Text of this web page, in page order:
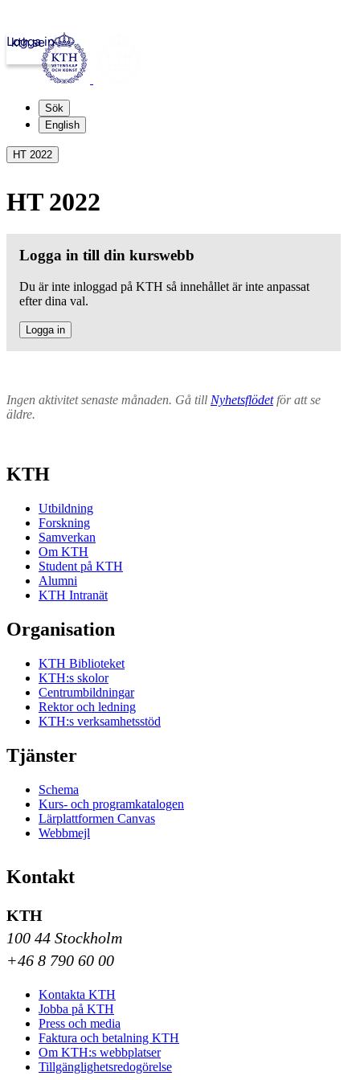
kth.se
Logga in
Sök
English
HT 2022
HT 2022
Logga in till din kurswebb
Du är inte inloggad på KTH så innehållet är inte anpassat
efter dina val.
Logga in
Ingen aktivitet senaste månaden. Gå till Nyhetsflödetför att se
äldre.
KTH
Utbildning
Forskning
Samverkan
Om KTH
Student på KTH
Alumni
KTH Intranät
Organisation
KTH Biblioteket
KTH:s skolor
Centrumbildningar
Rektor och ledning
KTH:s verksamhetsstöd
Tjänster
Schema
Kurs- och programkatalogen
Lärplattformen Canvas
Webbmejl
Kontakt
KTH
100 44 Stockholm
+46 8 790 60 00
Kontakta KTH
Jobba på KTH
Press och media
Faktura och betalning KTH
Om KTH:s webbplatser
Tillgänglighetsredogörelse